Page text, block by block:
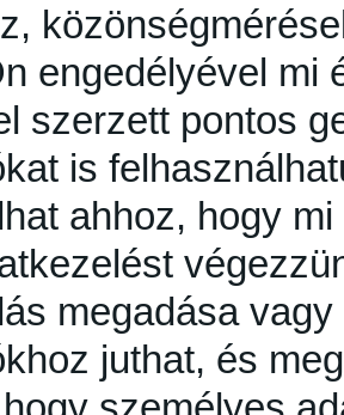
engedélyével mi
szerzett pontos
is
ahhoz, hogy
megadása
juthat, és